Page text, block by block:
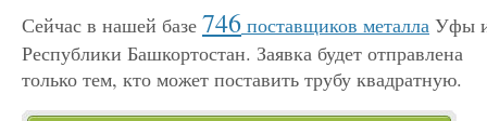
Сейчас в нашей базе 746 поставщиков металла Уфы
Республики Башкортостан. Заявка будет отправлена
только тем, кто может поставить трубу квадратную.